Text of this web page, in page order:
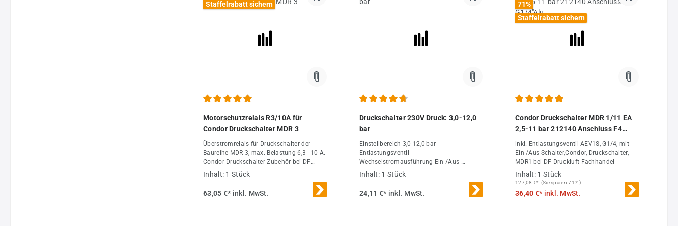
Staffelrabatt sichern
Motorschutzrelais R3/10A für
Condor Druckschalter MDR 3
Überstromrelais für Druckschalter der
Baureihe MDR 3, max. Belastung 6,3 - 10 A.
Condor Druckschalter Zubehör bei DF
Druckluft-Fachhandel.
Inhalt: 1 Stück
63,05 €* inkl. MwSt.
Druckschalter 230V Druck: 3,0-12,0
bar
Einstellbereich 3,0-12,0 bar
Entlastungsventil
Wechselstromausführung Ein-/Aus-
Schalter bei DF Druckluft-Fachhandel
Inhalt: 1 Stück
24,11 €* inkl. MwSt.
71%
Staffelrabatt sichern
Condor Druckschalter MDR 1/11 EA
2,5-11 bar 212140 Anschluss F4
G1/4"Alu
inkl. Entlastungsventil AEV1S, G1/4, mit
Ein-/Aus-Schalter,Condor, Druckschalter,
MDR1 bei DF Druckluft-Fachhandel
Inhalt: 1 Stück
127,08 €* (Sie sparen 71% )
36,40 €* inkl. MwSt.